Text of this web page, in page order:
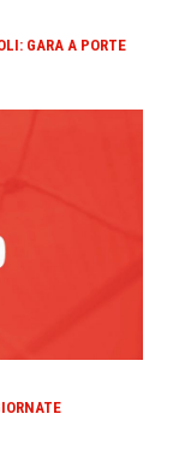
GARA A PORTE